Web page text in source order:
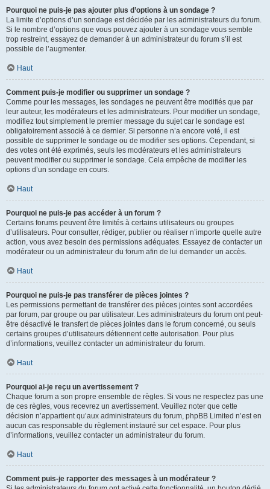
Pourquoi ne puis-je pas ajouter plus d’options à un sondage ?
La limite d’options d’un sondage est décidée par les administrateurs du forum.
Si le nombre d’options que vous pouvez ajouter à un sondage vous semble
trop restreint, essayez de demander à un administrateur du forum s’il est
possible de l’augmenter.
Haut
Comment puis-je modifier ou supprimer un sondage ?
Comme pour les messages, les sondages ne peuvent être modifiés que par
leur auteur, les modérateurs et les administrateurs. Pour modifier un sondage,
modifiez tout simplement le premier message du sujet car le sondage est
obligatoirement associé à ce dernier. Si personne n’a encore voté, il est
possible de supprimer le sondage ou de modifier ses options. Cependant, si
des votes ont été exprimés, seuls les modérateurs et les administrateurs
peuvent modifier ou supprimer le sondage. Cela empêche de modifier les
options d’un sondage en cours.
Haut
Pourquoi ne puis-je pas accéder à un forum ?
Certains forums peuvent être limités à certains utilisateurs ou groupes
d’utilisateurs. Pour consulter, rédiger, publier ou réaliser n’importe quelle autre
action, vous avez besoin des permissions adéquates. Essayez de contacter un
modérateur ou un administrateur du forum afin de lui demander un accès.
Haut
Pourquoi ne puis-je pas transférer de pièces jointes ?
Les permissions permettant de transférer des pièces jointes sont accordées
par forum, par groupe ou par utilisateur. Les administrateurs du forum ont peut-
être désactivé le transfert de pièces jointes dans le forum concerné, ou seuls
certains groupes d’utilisateurs détiennent cette autorisation. Pour plus
d’informations, veuillez contacter un administrateur du forum.
Haut
Pourquoi ai-je reçu un avertissement ?
Chaque forum a son propre ensemble de règles. Si vous ne respectez pas une
de ces règles, vous recevrez un avertissement. Veuillez noter que cette
décision n’appartient qu’aux administrateurs du forum, phpBB Limited n’est en
aucun cas responsable du règlement instauré sur cet espace. Pour plus
d’informations, veuillez contacter un administrateur du forum.
Haut
Comment puis-je rapporter des messages à un modérateur ?